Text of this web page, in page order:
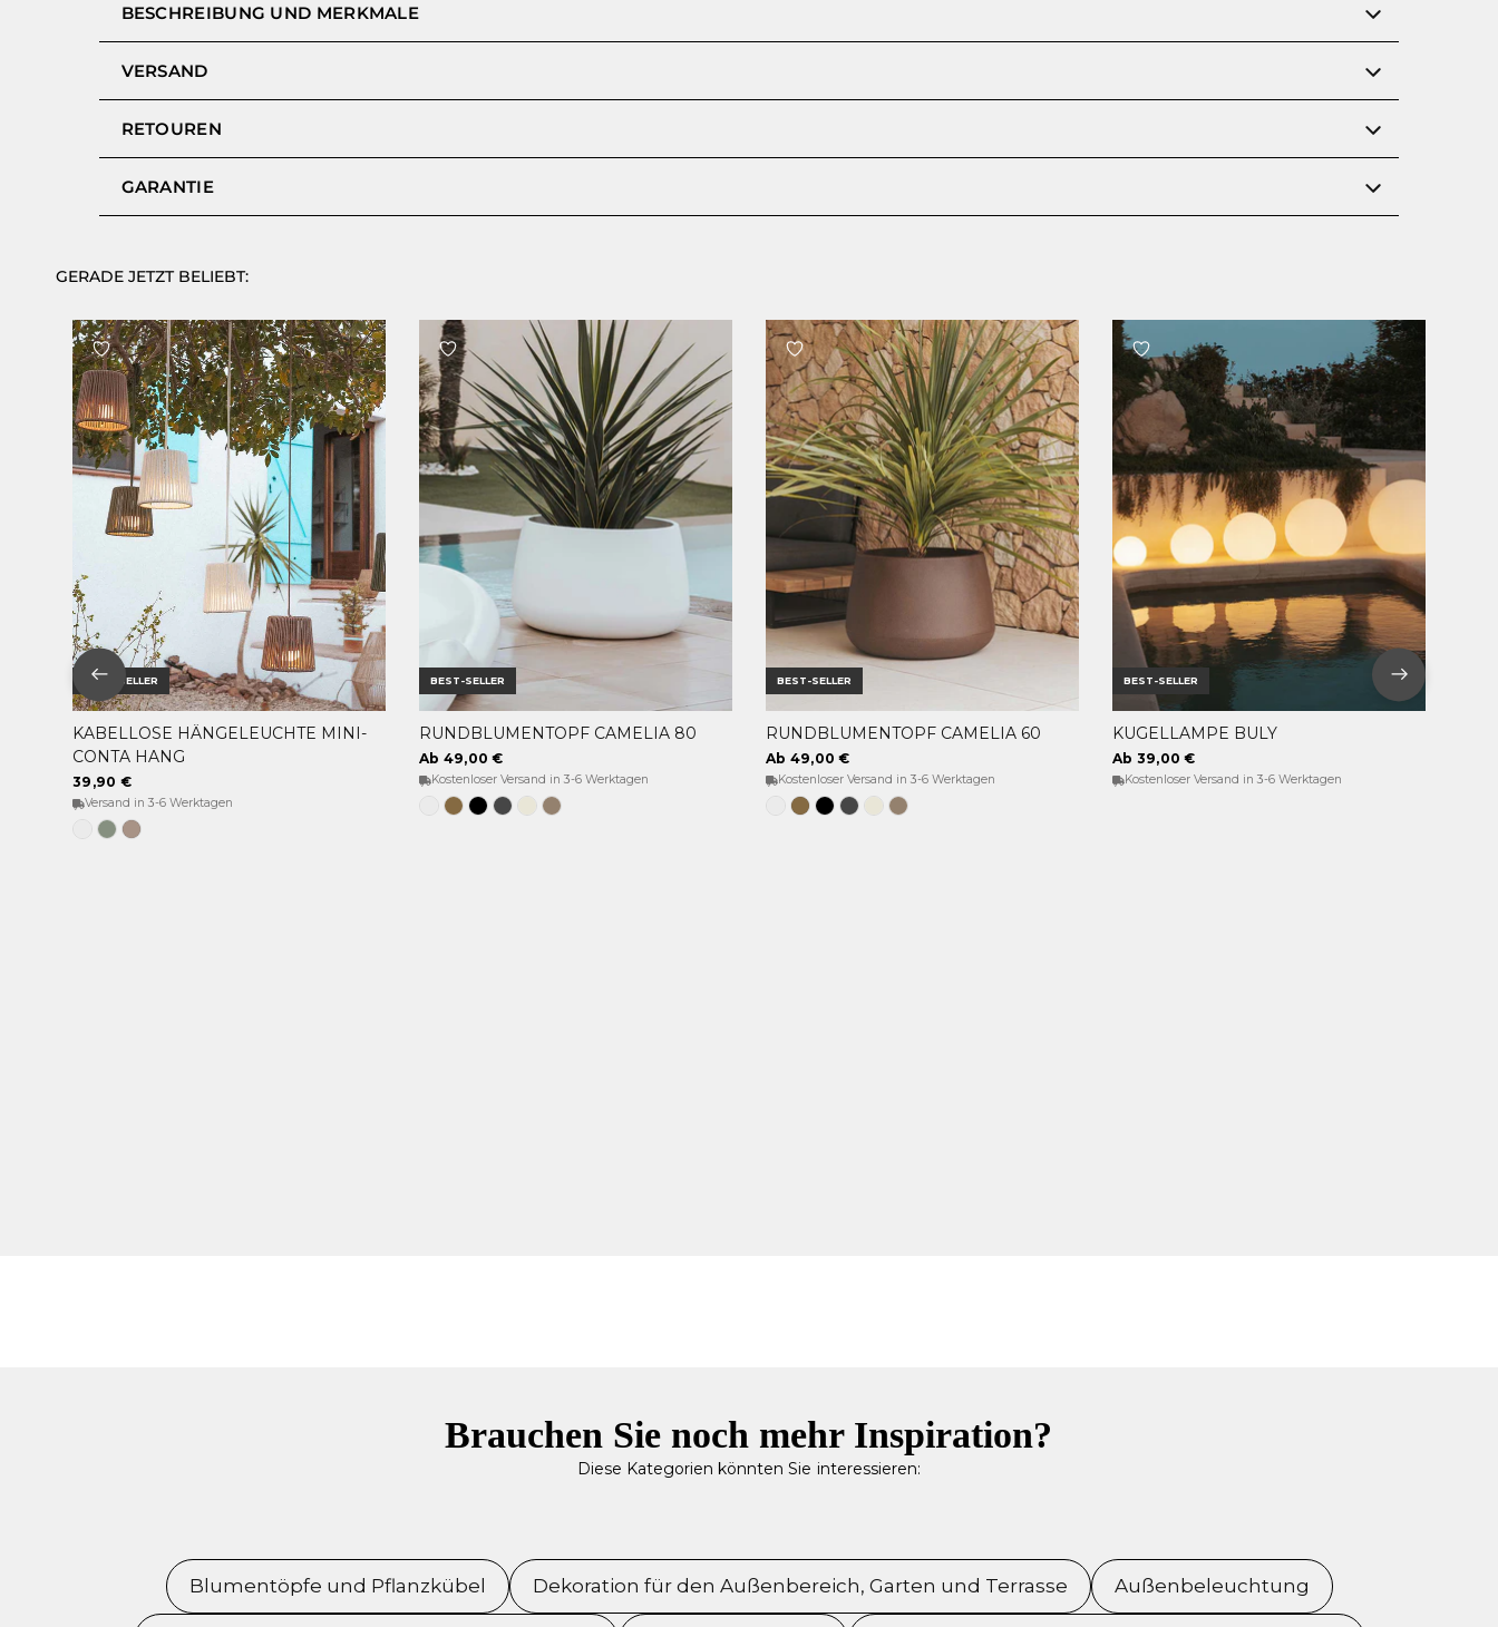
BESCHREIBUNG UND MERKMALE
VERSAND
RETOUREN
GARANTIE
GERADE JETZT BELIEBT:
BEST-SELLER
OPTIONEN WÄHLEN
KABELLOSE HÄNGELEUCHTE MINI-
CONTA HANG
39,90 €
Versand in 3-6 Werktagen
WeißWeiches
Grün
Taupe
Grau
BEST-SELLER
OPTIONEN WÄHLEN
RUNDBLUMENTOPF CAMELIA 80
Ab 49,00 €
Kostenloser Versand in 3-6 Werktagen
WeissBronzeSchwarz
Anthrazit
Opak-
beige
Taupe
BEST-SELLER
OPTIONEN WÄHLEN
RUNDBLUMENTOPF CAMELIA 60
Ab 49,00 €
Kostenloser Versand in 3-6 Werktagen
WeissBronzeSchwarz
Anthrazit
Opak-
Beige
Taupe
BEST-SELLER
OPTIONEN WÄHLEN
KUGELLAMPE BULY
Ab 39,00 €
Kostenloser Versand in 3-6 Werktagen
Brauchen Sie noch mehr Inspiration?
Diese Kategorien könnten Sie interessieren:
Blumentöpfe und Pflanzkübel Dekoration für den Außenbereich, Garten und Terrasse Außenbeleuchtung